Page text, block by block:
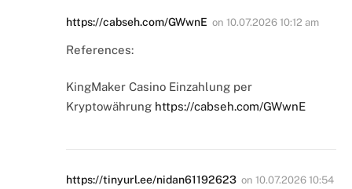
https://cabseh.com/GWwnE on 10.07.2026 10:12 am
References:
KingMaker Casino Einzahlung per
Kryptowährung https://cabseh.com/GWwnE
https://tinyurl.ee/nidan61192623 on 10.07.2026 10:54